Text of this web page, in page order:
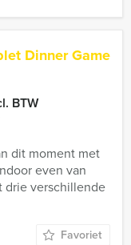
Dinner Game
BTW
dit moment met
even van
drie verschillende
Favoriet